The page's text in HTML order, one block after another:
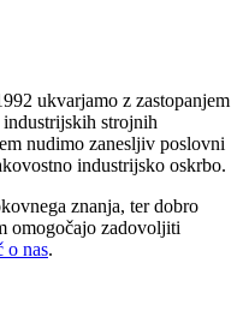
ukvarjamo z zastopanjem
strojnih
nudimo zanesljiv poslovni
industrijsko oskrbo.
znanja, ter dobro
omogočajo zadovoljiti
o nas.